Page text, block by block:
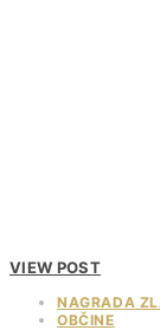
VIEW POST
NAGRADA
OBČINE